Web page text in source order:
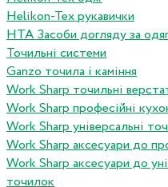
Helikon-Tex рукавички
HTA Засоби догляду за
Точильні системи
Ganzo точила і каміння
Work Sharp точильні
Work Sharp професiйнi
Work Sharp унiверсальнi
Work Sharp аксесуари до
Work Sharp аксесуари до
точилок